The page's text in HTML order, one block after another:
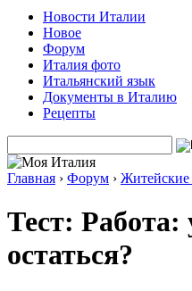
Новости Италии
Новое
Форум
Италия фото
Итальянский язык
Документы в Италию
Рецепты
Главная › Форум ›
Тест: Работа:
остаться?